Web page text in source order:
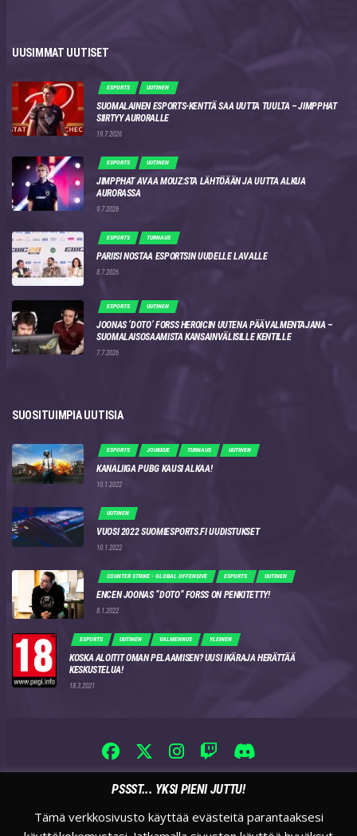
UUSIMMAT UUTISET
ESPORTS UUTINEN
SUOMALAINEN ESPORTS-KENTTÄ SAA UUTTA TUULTA – JIMPPHAT
SIIRTYY AURORALLE
19.7.2026
ESPORTS UUTINEN
JIMPPHAT AVAA MOUZ:STA LÄHTÖÄÄN JA UUTTA ALKUA
AURORASSA
9.7.2026
ESPORTS TURNAUS
PARIISI NOSTAA ESPORTSIN UUDELLE LAVALLE
8.7.2026
ESPORTS UUTINEN
JOONAS ‘DOTO’ FORSS HEROICIN UUTENA PÄÄVALMENTAJANA –
SUOMALAISOSAAMISTA KANSAINVÄLISILLE KENTILLE
7.7.2026
SUOSITUIMPIA UUTISIA
ESPORTS JOUKKUE TURNAUS UUTINEN
KANALIIGA PUBG KAUSI ALKAA!
10.1.2022
UUTINEN
VUOSI 2022 SUOMIESPORTS.FI UUDISTUKSET
10.1.2022
COUNTER STRIKE - GLOBAL OFFENSIVE ESPORTS UUTINEN
ENCEN JOONAS “DOTO” FORSS ON PENKITETTY!
8.1.2022
ESPORTS UUTINEN VALMENNUS YLEINEN
KOSKA ALOITIT OMAN PELAAMISEN? UUSI IKÄRAJA HERÄTTÄÄ
KESKUSTELUA!
18.3.2021
PSSST... YKSI PIENI JUTTU!
Tämä verkkosivusto käyttää evästeitä parantaaksesi